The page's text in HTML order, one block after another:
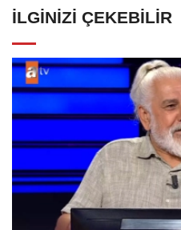
İLGINIZI ÇEKEBILIR